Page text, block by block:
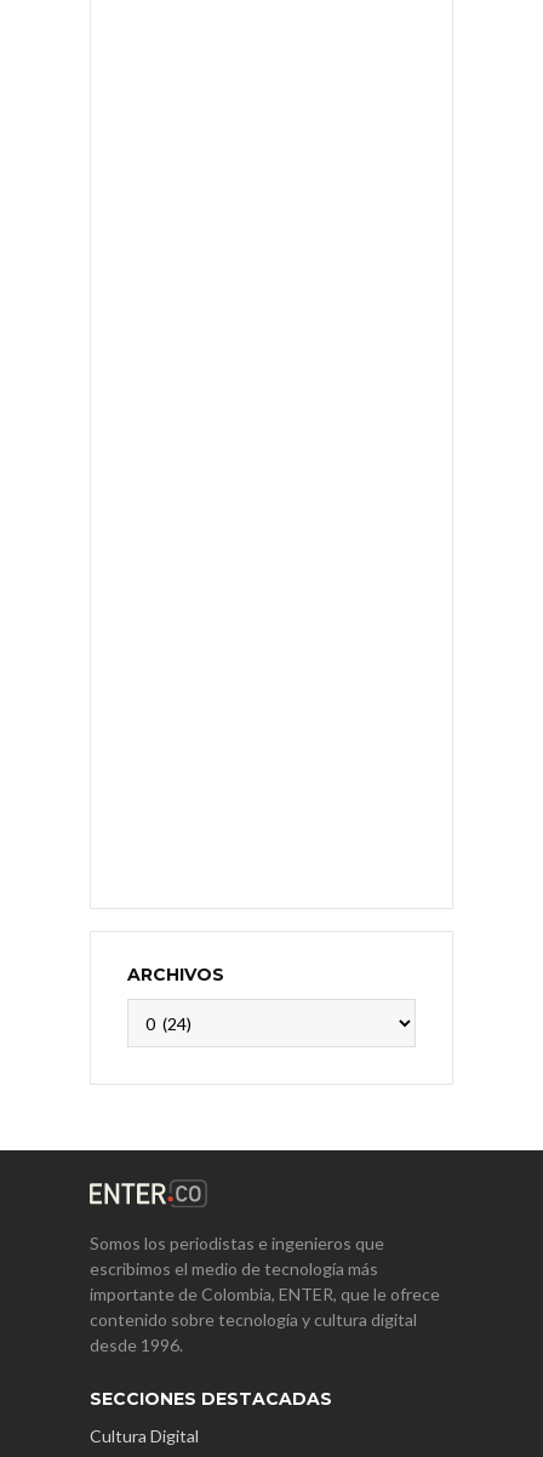
ARCHIVOS
Somos los periodistas e ingenieros que
escribimos el medio de tecnología más
importante de Colombia, ENTER, que le ofrece
contenido sobre tecnología y cultura digital
desde 1996.
SECCIONES DESTACADAS
Cultura Digital